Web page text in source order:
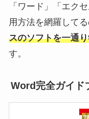
「ワード」「エク
用方法を網羅してる
スのソフトを一通
す。
Word完全ガイド